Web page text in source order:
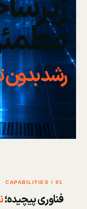
رشد
01 / CAPABILITIES
فناوری پیچیده؛